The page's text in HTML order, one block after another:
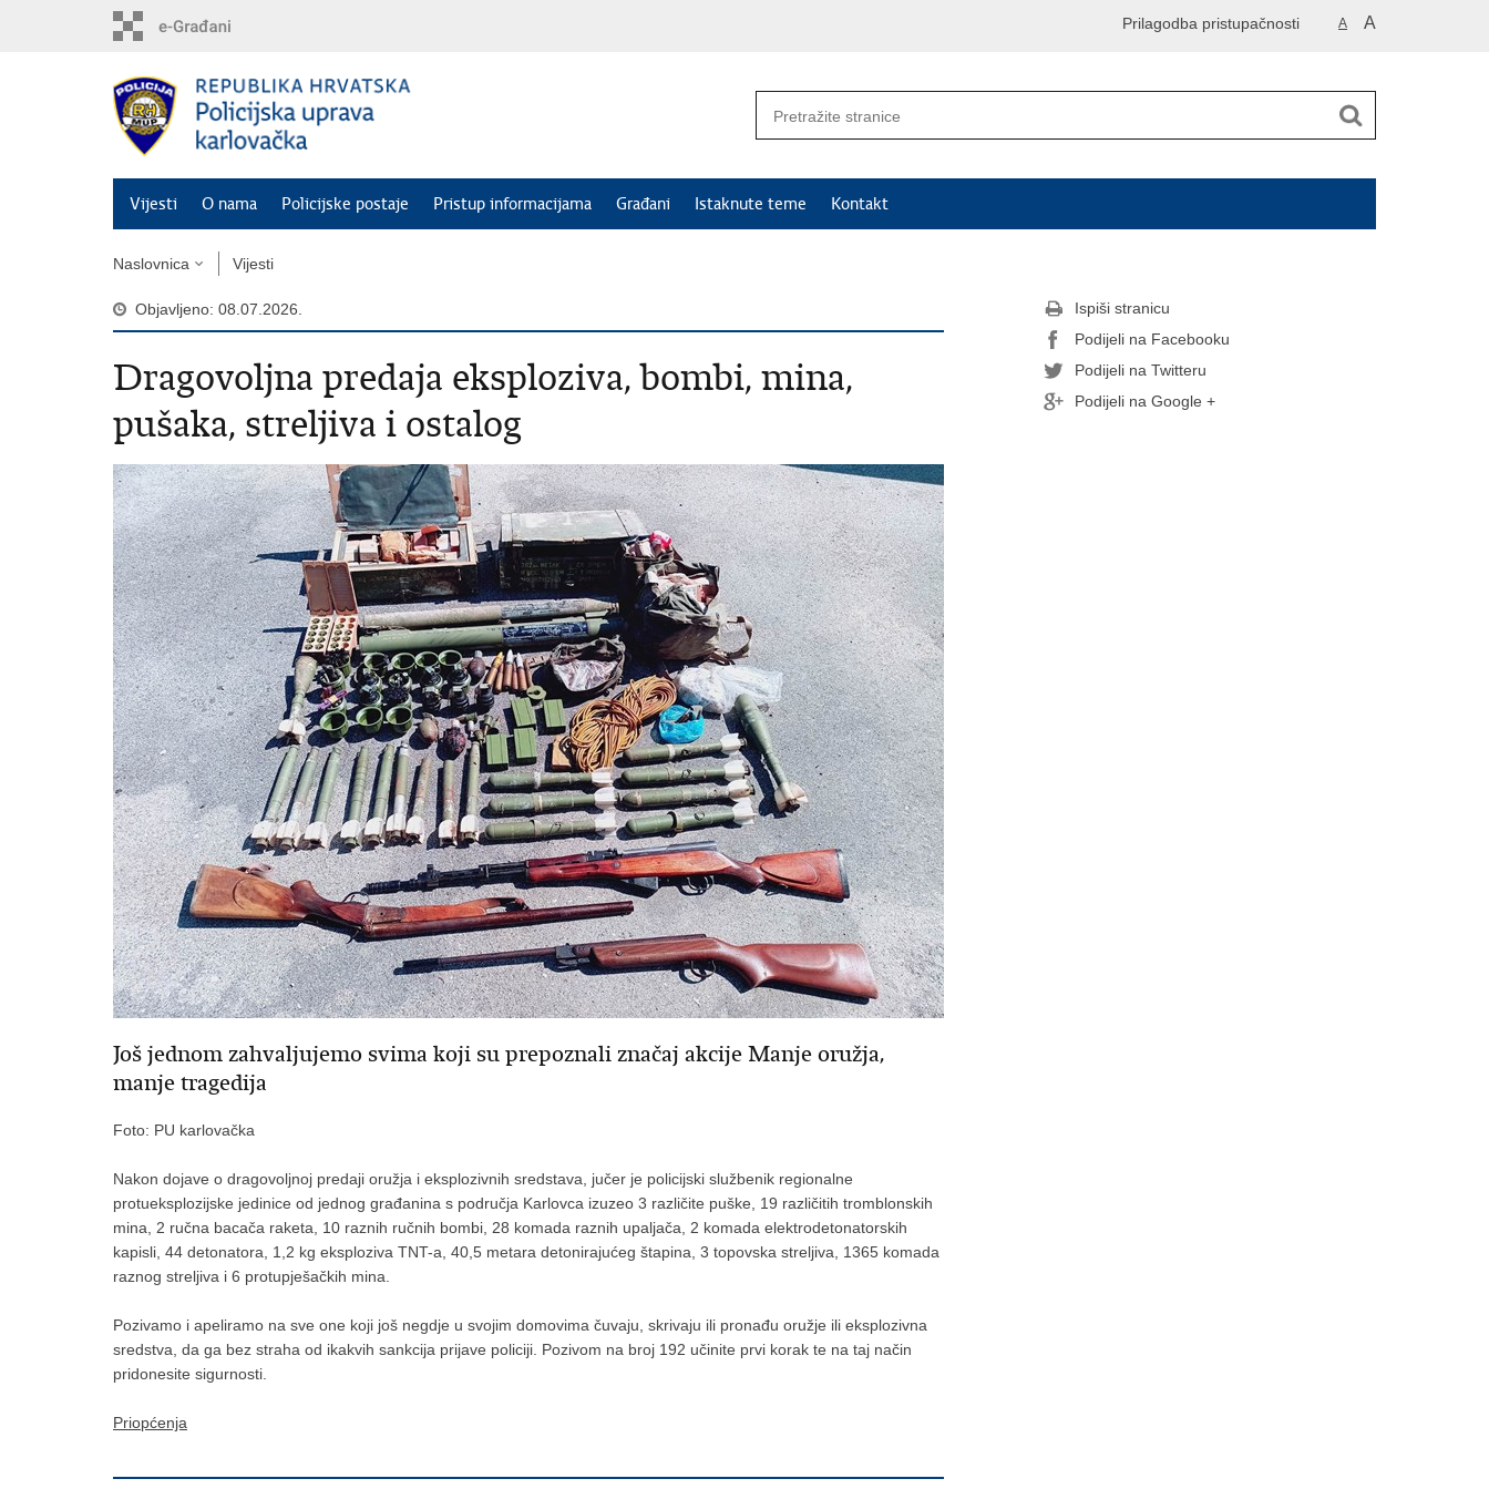
A A
Prilagodba pristupačnosti
Vijesti O nama Policijske postaje Pristup informacijama Građani Istaknute teme Kontakt
Naslovnica Vijesti
Objavljeno: 08.07.2026.
Dragovoljna predaja eksploziva, bombi, mina,
pušaka, streljiva i ostalog
Još jednom zahvaljujemo svima koji su prepoznali značaj akcije Manje oružja,
manje tragedija
Foto: PU karlovačka
Nakon dojave o dragovoljnoj predaji oružja i eksplozivnih sredstava, jučer je policijski službenik regionalne
protueksplozijske jedinice od jednog građanina s područja Karlovca izuzeo 3 različite puške, 19 različitih tromblonskih
mina, 2 ručna bacača raketa, 10 raznih ručnih bombi, 28 komada raznih upaljača, 2 komada elektrodetonatorskih
kapisli, 44 detonatora, 1,2 kg eksploziva TNT-a, 40,5 metara detonirajućeg štapina, 3 topovska streljiva, 1365 komada
raznog streljiva i 6 protupješačkih mina.
Pozivamo i apeliramo na sve one koji još negdje u svojim domovima čuvaju, skrivaju ili pronađu oružje ili eksplozivna
sredstva, da ga bez straha od ikakvih sankcija prijave policiji. Pozivom na broj 192 učinite prvi korak te na taj način
pridonesite sigurnosti.
Priopćenja
Ispiši stranicu
Podijeli na Facebooku
Podijeli na Twitteru
Podijeli na Google +